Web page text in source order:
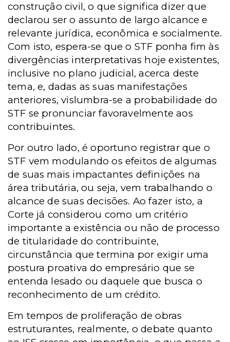
construção civil, o que significa dizer que
declarou ser o assunto de largo alcance e
relevante jurídica, econômica e socialmente.
Com isto, espera-se que o STF ponha fim às
divergências interpretativas hoje existentes,
inclusive no plano judicial, acerca deste
tema, e, dadas as suas manifestações
anteriores, vislumbra-se a probabilidade do
STF se pronunciar favoravelmente aos
contribuintes.
Por outro lado, é oportuno registrar que o
STF vem modulando os efeitos de algumas
de suas mais impactantes definições na
área tributária, ou seja, vem trabalhando o
alcance de suas decisões. Ao fazer isto, a
Corte já considerou como um critério
importante a existência ou não de processo
de titularidade do contribuinte,
circunstância que termina por exigir uma
postura proativa do empresário que se
entenda lesado ou daquele que busca o
reconhecimento de um crédito.
Em tempos de proliferação de obras
estruturantes, realmente, o debate quanto